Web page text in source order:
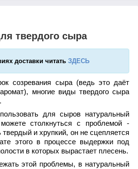
твердого сыра
доставки читать ЗДЕСЬ
созревания сыра (ведь это даёт
многие виды твердого сыра
для сыров натуральный
столкнуться с проблемой -
и хрупкий, он не сцепляется
этого в процессе выдержки под
в которых вырастает плесень.
этой проблемы, в натуральный